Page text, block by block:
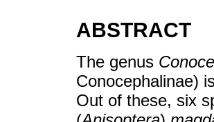
ABSTRACT
The genus
Conocephalinae)
Out of these, six